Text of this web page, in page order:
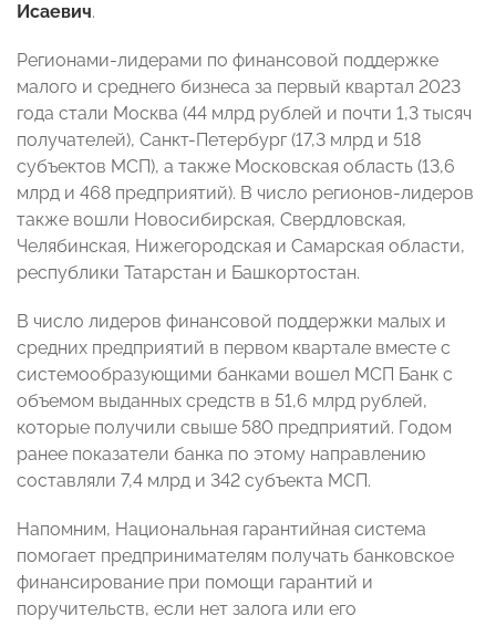
Исаевич.
Регионами-лидерами по финансовой поддержке
малого и среднего бизнеса за первый квартал 2023
года стали Москва (44 млрд рублей и почти 1,3 тысяч
получателей), Санкт-Петербург (17,3 млрд и 518
субъектов МСП), а также Московская область (13,6
млрд и 468 предприятий). В число регионов-лидеров
также вошли Новосибирская, Свердловская,
Челябинская, Нижегородская и Самарская области,
республики Татарстан и Башкортостан.
В число лидеров финансовой поддержки малых и
средних предприятий в первом квартале вместе с
системообразующими банками вошел МСП Банк с
объемом выданных средств в 51,6 млрд рублей,
которые получили свыше 580 предприятий. Годом
ранее показатели банка по этому направлению
составляли 7,4 млрд и 342 субъекта МСП.
Напомним, Национальная гарантийная система
помогает предпринимателям получать банковское
финансирование при помощи гарантий и
поручительств, если нет залога или его